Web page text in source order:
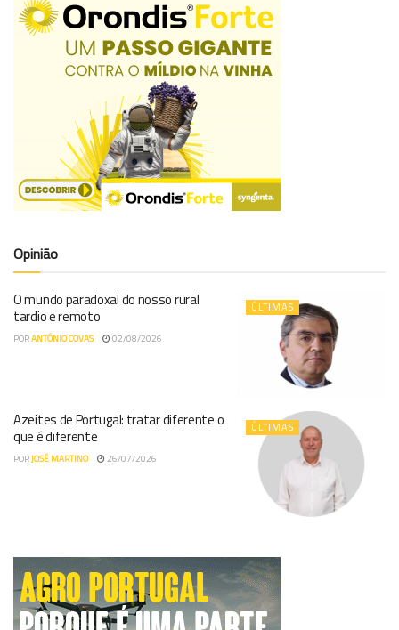
Opinião
ÚLTIMAS
O mundo paradoxal do nosso rural
tardio e remoto
PORANTÓNIO COVAS 02/08/2026
ÚLTIMAS
Azeites de Portugal: tratar diferente o
que é diferente
PORJOSÉ MARTINO 26/07/2026